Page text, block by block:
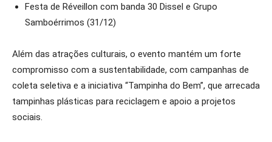
Festa de Réveillon com banda 30 Dissel e Grupo
Samboérrimos (31/12)
Além das atrações culturais, o evento mantém um forte
compromisso com a sustentabilidade, com campanhas de
coleta seletiva e a iniciativa “Tampinha do Bem”, que arrecada
tampinhas plásticas para reciclagem e apoio a projetos
sociais.